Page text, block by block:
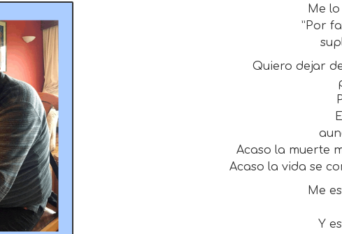
Me
”Por
Quiero dejar
Acaso la muerte
Acaso la vida se
Me
Y